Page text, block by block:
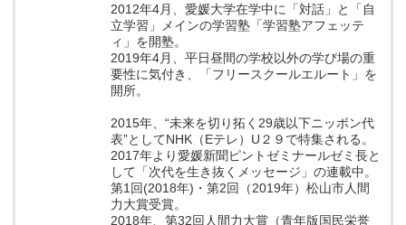
2012年4月、愛媛大学在学中に「対話」と「自
立学習」メインの学習塾「学習塾アフェッテ
ィ」を開塾。
2019年4月、平日昼間の学校以外の学び場の重
要性に気付き、「フリースクールエルート」を
開所。
2015年、“未来を切り拓く29歳以下ニッポン代
表”としてNHK（Eテレ）U２９で特集される。
2017年より愛媛新聞ピントゼミナールゼミ長と
して「次代を生き抜くメッセージ」の連載中。
第1回(2018年)・第2回（2019年）松山市人間
力大賞受賞。
2018年、第32回人間力大賞（青年版国民栄誉